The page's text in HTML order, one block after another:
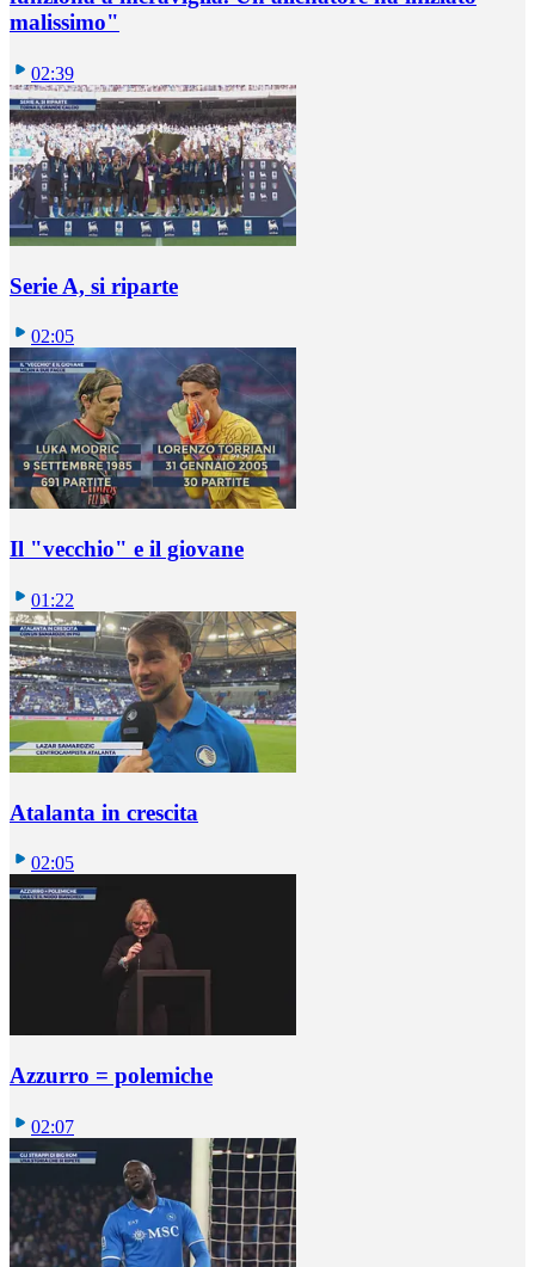
malissimo"
02:39
Serie A, si riparte
02:05
Il "vecchio" e il giovane
01:22
Atalanta in crescita
02:05
Azzurro = polemiche
02:07